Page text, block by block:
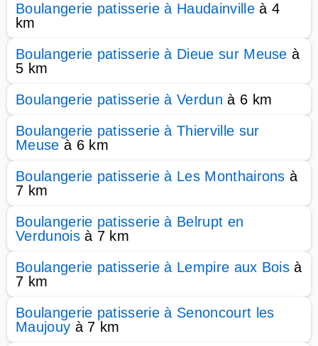
Boulangerie patisserie à Haudainvilleà 4
km
Boulangerie patisserie à Dieue sur Meuse à
5 km
Boulangerie patisserie à Verdun à 6 km
Boulangerie patisserie à Thierville sur
Meuse à 6 km
Boulangerie patisserie à Les Monthairons à
7 km
Boulangerie patisserie à Belrupt en
Verdunoisà 7 km
Boulangerie patisserie à Lempire aux Bois à
7 km
Boulangerie patisserie à Senoncourt les
Maujouy à 7 km